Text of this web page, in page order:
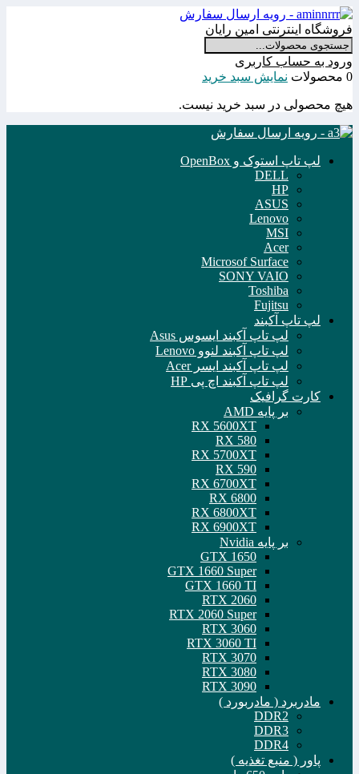
فروشگاه اینترنتی امین رایان
ورود به حساب کاربری
0 محصولات
نمایش سبد خرید
هیچ محصولی در سبد خرید نیست.
لپ تاپ استوک و OpenBox
DELL
HP
ASUS
Lenovo
MSI
Acer
Microsof Surface
SONY VAIO
Toshiba
Fujitsu
لپ تاپ آکبند
لپ تاپ آکبند ایسوس Asus
لپ تاپ آکبند لنوو Lenovo
لپ تاپ آکبند ایسر Acer
لپ تاپ آکبند اچ پی HP
کارت گرافیک
بر پایه AMD
RX 5600XT
RX 580
RX 5700XT
RX 590
RX 6700XT
RX 6800
RX 6800XT
RX 6900XT
بر پایه Nvidia
GTX 1650
GTX 1660 Super
GTX 1660 TI
RTX 2060
RTX 2060 Super
RTX 3060
RTX 3060 TI
RTX 3070
RTX 3080
RTX 3090
مادربرد ( مادربورد )
DDR2
DDR3
DDR4
پاور ( منبع تغذیه )